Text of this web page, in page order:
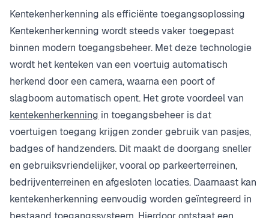
Kentekenherkenning als efficiënte toegangsoplossing
Kentekenherkenning wordt steeds vaker toegepast
binnen modern toegangsbeheer. Met deze technologie
wordt het kenteken van een voertuig automatisch
herkend door een camera, waarna een poort of
slagboom automatisch opent. Het grote voordeel van
kentekenherkenning in toegangsbeheer is dat
voertuigen toegang krijgen zonder gebruik van pasjes,
badges of handzenders. Dit maakt de doorgang sneller
en gebruiksvriendelijker, vooral op parkeerterreinen,
bedrijventerreinen en afgesloten locaties. Daarnaast kan
kentekenherkenning eenvoudig worden geïntegreerd in